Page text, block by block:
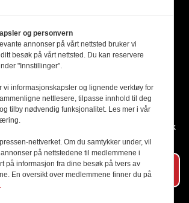
Vær Varsom-plakaten og presseetikken slik
vårt nyhetsbrev
og personvern
annonser på vårt nettsted bruker vi
besøk på vårt nettsted. Du kan reservere
"Innstillinger".
vi informasjonskapsler og lignende verktøy for
nettlesere, tilpasse innhold til deg
tilby nødvendig funksjonalitet. Les mer i vår
nettverket. Om du samtykker under, vil
på nettstedene til medlemmene i
på informasjon fra dine besøk på tvers av
En oversikt over medlemmene finner du på